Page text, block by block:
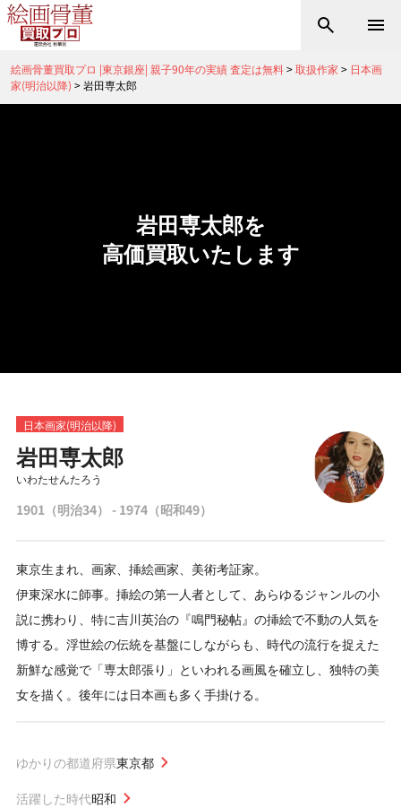
絵画骨董買取プロ |東京銀座| 親子90年の実績 査定は無料>取扱作家 > 日本画
家(明治以降) >岩田専太郎
岩田専太郎を
高価買取いたします
日本画家(明治以降)
岩田専太郎
いわたせんたろう
1901（明治34） - 1974（昭和49）
東京生まれ、画家、挿絵画家、美術考証家。
伊東深水に師事。挿絵の第一人者として、あらゆるジャンルの小
説に携わり、特に吉川英治の『鳴門秘帖』の挿絵で不動の人気を
博する。浮世絵の伝統を基盤にしながらも、時代の流行を捉えた
新鮮な感覚で「専太郎張り」といわれる画風を確立し、独特の美
女を描く。後年には日本画も多く手掛ける。
ゆかりの都道府県東京都
活躍した時代昭和